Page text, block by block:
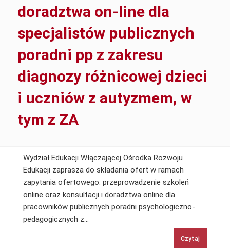
doradztwa on-line dla
specjalistów publicznych
poradni pp z zakresu
diagnozy różnicowej dzieci
i uczniów z autyzmem, w
tym z ZA
Wydział Edukacji Włączającej Ośrodka Rozwoju
Edukacji zaprasza do składania ofert w ramach
zapytania ofertowego: przeprowadzenie szkoleń
online oraz konsultacji i doradztwa online dla
pracowników publicznych poradni psychologiczno-
pedagogicznych z…
Czytaj